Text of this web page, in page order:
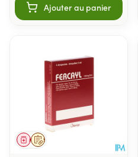
Ajouter au panier
Sur prescription
Médicament